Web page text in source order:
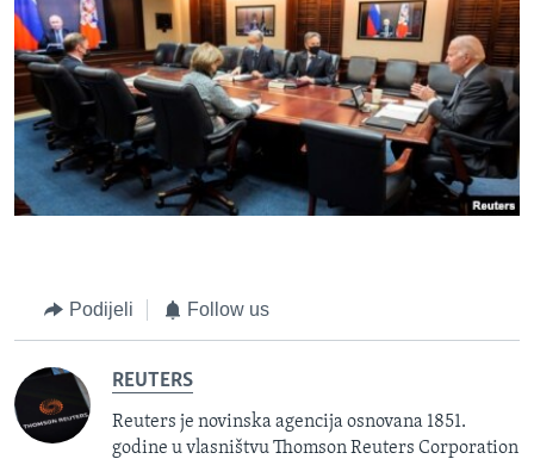
Podijeli Follow us
REUTERS
Reuters je novinska agencija osnovana 1851.
godine u vlasništvu Thomson Reuters Corporation